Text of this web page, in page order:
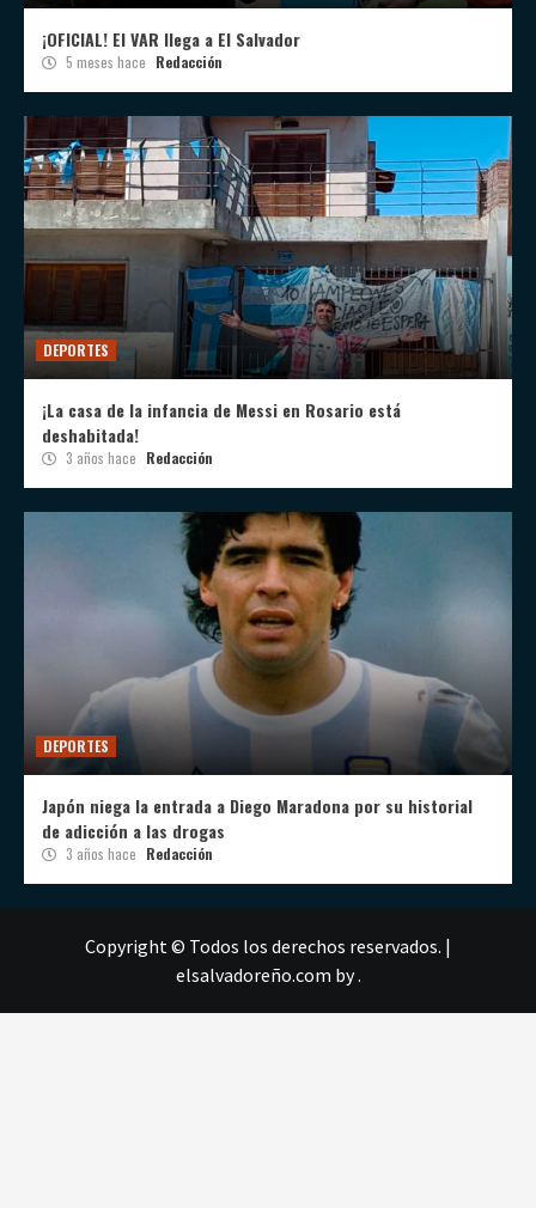
¡OFICIAL! El VAR llega a El Salvador
5 meses hace Redacción
DEPORTES
¡La casa de la infancia de Messi en Rosario está
deshabitada!
3 años hace Redacción
DEPORTES
Japón niega la entrada a Diego Maradona por su historial
de adicción a las drogas
3 años hace Redacción
Copyright © Todos los derechos reservados. |
elsalvadoreño.com by .